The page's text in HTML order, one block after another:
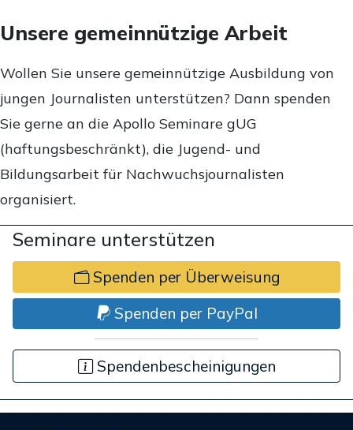
Unsere gemeinnützige Arbeit
Wollen Sie unsere gemeinnützige Ausbildung von
jungen Journalisten unterstützen? Dann spenden
Sie gerne an die Apollo Seminare gUG
(haftungsbeschränkt), die Jugend- und
Bildungsarbeit für Nachwuchsjournalisten
organisiert.
Seminare unterstützen
Spenden per Überweisung
Spenden per PayPal
Spendenbescheinigungen